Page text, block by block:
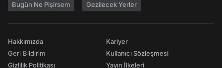
Bugün Ne Pişirsem Gezilecek Yerler
Hakkımızda
Geri Bildirim
Gizlilik Politikası
Kariyer
Kullanıcı Sözleşmesi
Yayın İlkeleri